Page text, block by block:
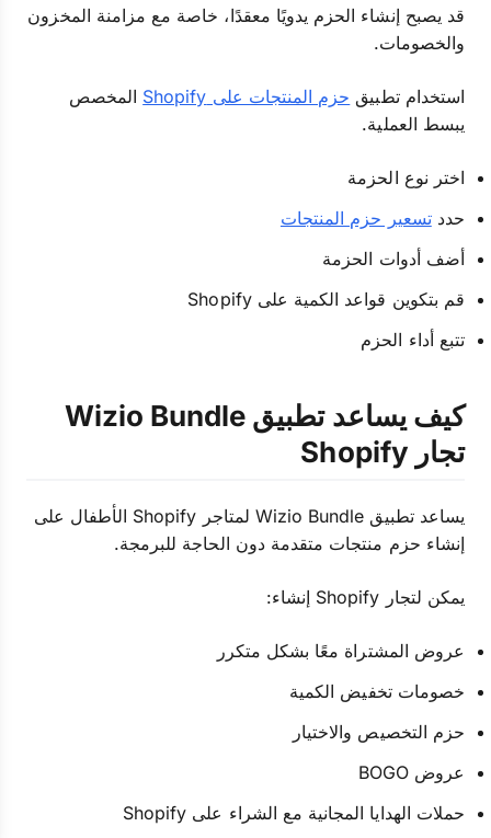
قد يصبح إنشاء الحزم يدويًا معقدًا، خاصة مع مزامنة المخزون
والخصومات.
استخدام تطبيق حزم المنتجات على Shopify
المخصص
يبسط العملية.
اختر نوع الحزمة
حددتسعير حزم المنتجات
أضف أدوات الحزمة
قم بتكوين قواعد الكمية على Shopify
تتبع أداء الحزم
كيف يساعد تطبيق Wizio Bundle
تجار Shopify
يساعد تطبيق Wizio Bundle لمتاجر Shopify الأطفال على
إنشاء حزم منتجات متقدمة دون الحاجة للبرمجة.
يمكن لتجار Shopify إنشاء:
عروض المشتراة معًا بشكل متكرر
خصومات تخفيض الكمية
حزم التخصيص والاختيار
عروض BOGO
حملات الهدايا المجانية مع الشراء على Shopify